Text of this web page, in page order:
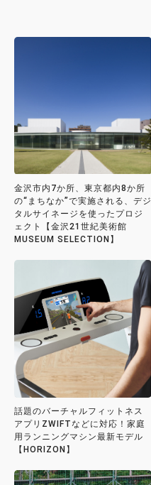
⾦沢市内7か所、東京都内8か所
の“まちなか”で実施される、デジ
タルサイネージを使ったプロジ
ェクト【金沢21世紀美術館
MUSEUM SELECTION】
話題のバーチャルフィットネス
アプリZWIFTなどに対応！家庭
用ランニングマシン最新モデル
【HORIZON】